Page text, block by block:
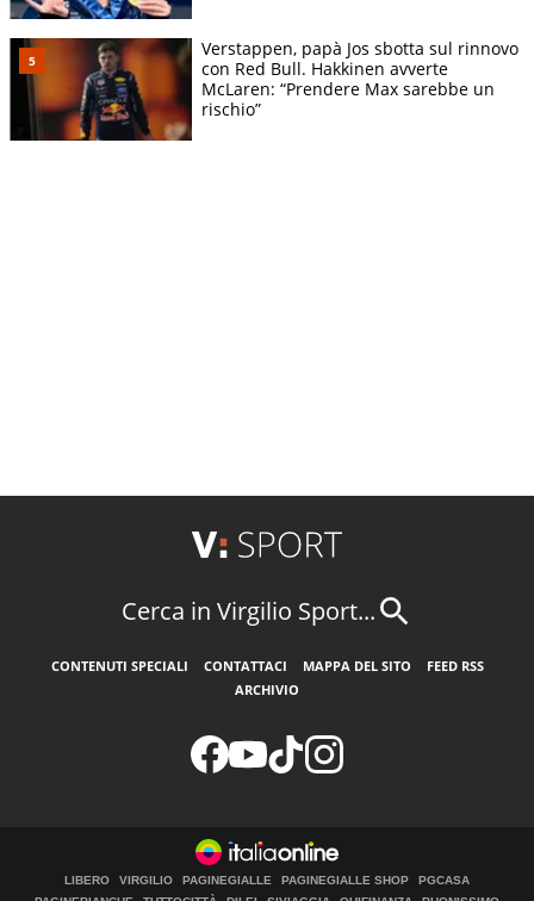
Verstappen, papà Jos sbotta sul rinnovo
con Red Bull. Hakkinen avverte
McLaren: “Prendere Max sarebbe un
rischio”
Cerca in Virgilio Sport...
CONTENUTI SPECIALI CONTATTACI MAPPA DEL SITO
FEED RSS
ARCHIVIO
LIBERO VIRGILIO PAGINEGIALLE PAGINEGIALLE SHOP
PGCASA